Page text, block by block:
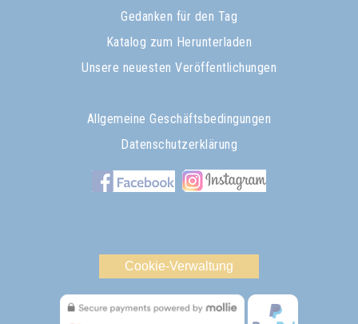
Gedanken für den Tag
Katalog zum Herunterladen
Unsere neuesten Veröffentlichungen
Allgemeine Geschäftsbedingungen
Datenschutzerklärung
Cookie-Verwaltung